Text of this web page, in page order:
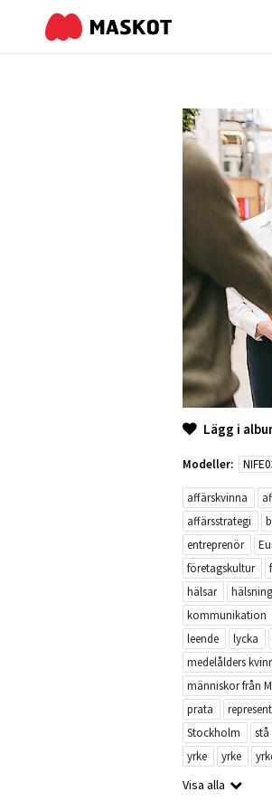
Lägg i
Modeller:
affärskvinna
affärsstrategi
entreprenör
företagskultur
hälsar
hälsning
kommunikation
leende
lycka
medelålders
människor från
prata
Stockholm
stå
yrke
yrke
Visa alla